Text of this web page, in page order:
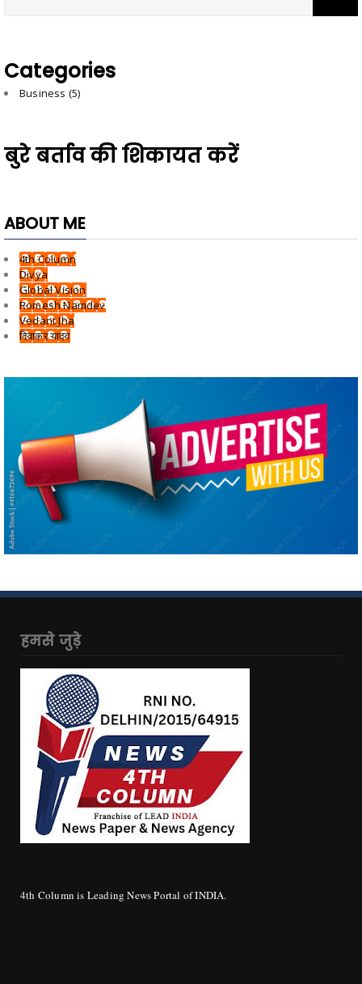
Categories
Business (5)
बुरे बर्ताव की शिकायत करें
ABOUT ME
4th Column
Divya
Global Vision
Romesh Namdev
Vedant Jha
दिवाकर यादव
हमसे जुड़े
4th Column is Leading News Portal of INDIA.